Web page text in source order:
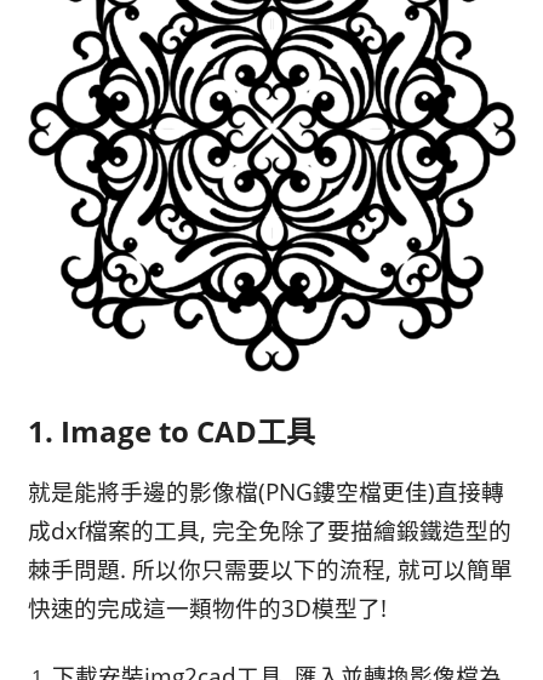
1. Image to CAD工具
就是能將手邊的影像檔(PNG鏤空檔更佳)直接轉
成dxf檔案的工具, 完全免除了要描繪鍛鐵造型的
棘手問題. 所以你只需要以下的流程, 就可以簡單
快速的完成這一類物件的3D模型了!